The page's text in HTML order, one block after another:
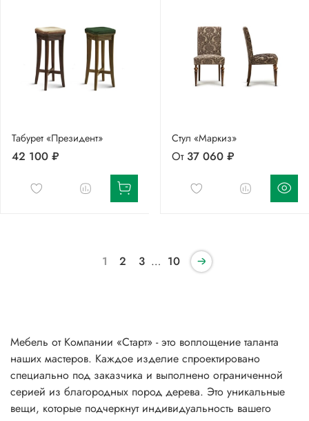
Табурет «Президент»
42 100 ₽
Стул «Маркиз»
От 37 060 ₽
1 2 3 … 10
Мебель от Компании «Старт» - это воплощение таланта
наших мастеров. Каждое изделие спроектировано
специально под заказчика и выполнено ограниченной
серией из благородных пород дерева. Это уникальные
вещи, которые подчеркнут индивидуальность вашего